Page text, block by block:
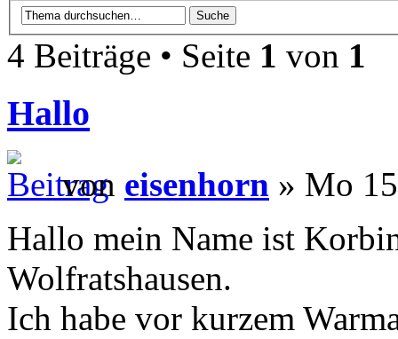
4 Beiträge • Seite 1 von 1
Hallo
von eisenhorn » Mo
Hallo mein Name ist
Wolfratshausen.
Ich habe vor kurzem